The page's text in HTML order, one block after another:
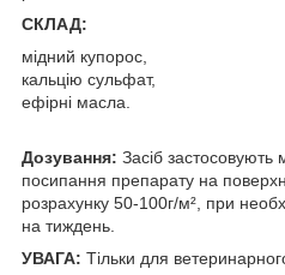
СКЛАД:
мідний купорос,
кальцію сульфат,
ефірні масла.
Дозування: Засіб застосовують
посипання препарату на
розрахунку 50-100г/м², при
на тиждень.
УВАГА: Тільки для